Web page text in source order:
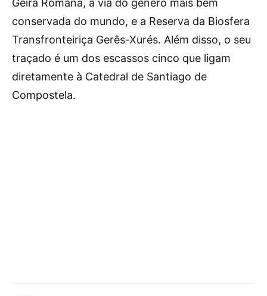
Geira Romana, a via do género mais bem
conservada do mundo, e a Reserva da Biosfera
Transfronteiriça Gerês-Xurés. Além disso, o seu
traçado é um dos escassos cinco que ligam
diretamente à Catedral de Santiago de
Compostela.